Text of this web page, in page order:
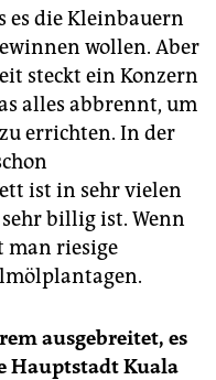
es die Kleinbauern
wollen. Aber
steckt ein Konzern
alles abbrennt, um
errichten. In der
ist in sehr vielen
billig ist. Wenn
man riesige
ausgebreitet, es
Hauptstadt Kuala